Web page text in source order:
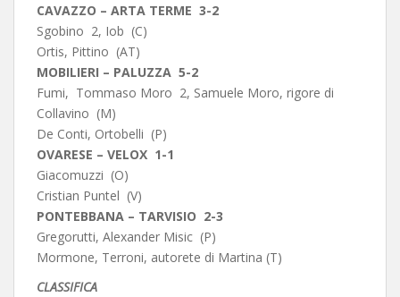
CAVAZZO – ARTA TERME 3-2
Sgobino 2, Iob (C)
Ortis, Pittino (AT)
MOBILIERI – PALUZZA 5-2
Fumi, Tommaso Moro 2, Samuele Moro, rigore di
Collavino (M)
De Conti, Ortobelli (P)
OVARESE – VELOX 1-1
Giacomuzzi (O)
Cristian Puntel (V)
PONTEBBANA – TARVISIO 2-3
Gregorutti, Alexander Misic (P)
Mormone, Terroni, autorete di Martina (T)
CLASSIFICA